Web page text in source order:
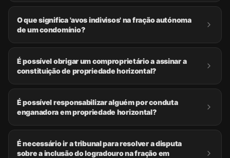
O que significa 'avos indivisos' na fração autónoma
de um condomínio?
É possível obrigar um comproprietário a assinar a
constituição de propriedade horizontal?
É possível responsabilizar alguém por conduta
enganadora em propriedade horizontal?
É necessário ir a tribunal para resolver a disputa
sobre a inclusão do logradouro na fração em